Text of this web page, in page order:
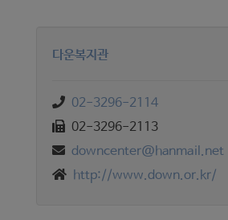
다운복지관
02-3296-2114
02-3296-2113
downcenter@hanmail.net
http://www.down.or.kr/